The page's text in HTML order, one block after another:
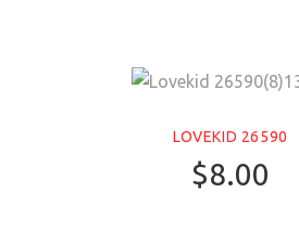
LOVEKID 26590
$8.00